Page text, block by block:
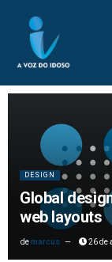
Pular
para
DESIGN
Global
web layouts
marcus 26 de